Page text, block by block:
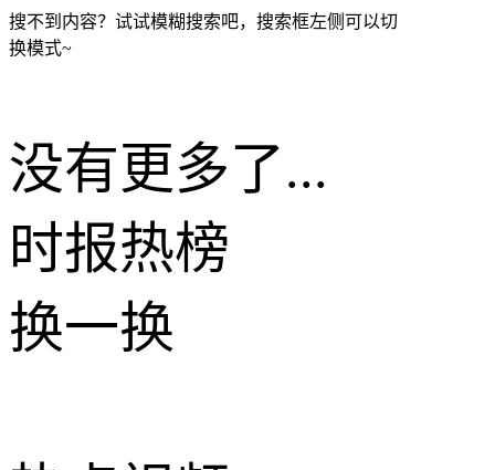
搜不到内容？试试模糊搜索吧，搜索框左侧可以切
换模式~
没有更多了...
时报热榜
换一换